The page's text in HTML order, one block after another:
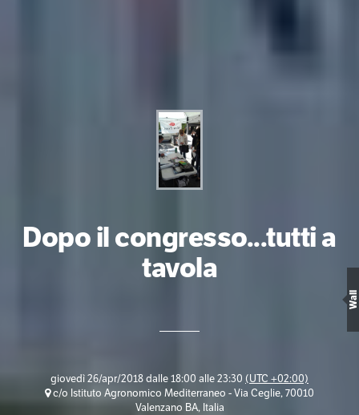
Dopo il congresso...tutti a
tavola
giovedì 26/apr/2018 dalle 18:00 alle 23:30 (UTC +02:00)
c/o Istituto Agronomico Mediterraneo - Via Ceglie, 70010
Valenzano BA, Italia
Wall